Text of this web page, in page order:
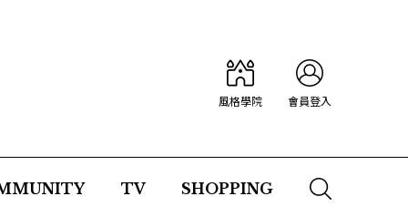
風格學院 會員登入
TV SHOPPING